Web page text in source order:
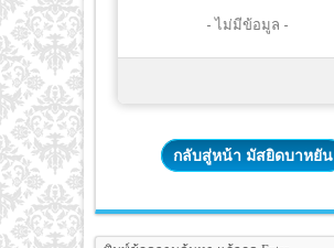
- ไม่มีข้อมูล -
กลับสู่หน้า มัสยิดบาหยัน